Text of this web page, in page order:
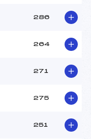
286
264
271
275
251